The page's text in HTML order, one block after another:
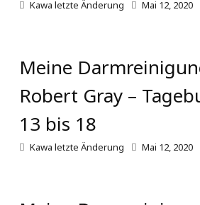
Kawa letzte Änderung Mai 12, 2020
Meine
Robert Gray –
13 bis 18
Kawa letzte Änderung Mai 12, 2020